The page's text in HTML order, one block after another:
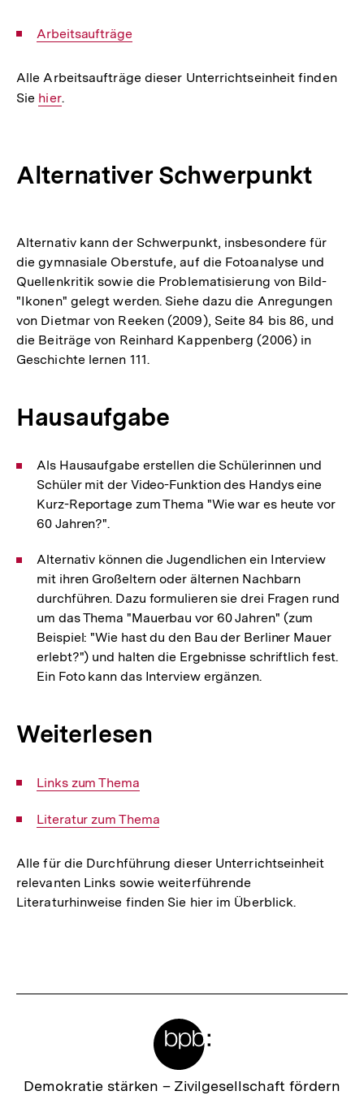
Interner
Arbeitsaufträge
Alle Arbeitsaufträge dieser Unterrichtseinheit finden
Sie Interner
hier.
Alternativer Schwerpunkt
Alternativ kann der Schwerpunkt, insbesondere für
die gymnasiale Oberstufe, auf die Fotoanalyse und
Quellenkritik sowie die Problematisierung von Bild-
"Ikonen" gelegt werden. Siehe dazu die Anregungen
von Dietmar von Reeken (2009), Seite 84 bis 86, und
die Beiträge von Reinhard Kappenberg (2006) in
Geschichte lernen 111.
Hausaufgabe
Als Hausaufgabe erstellen die Schülerinnen und
Schüler mit der Video-Funktion des Handys eine
Kurz-Reportage zum Thema "Wie war es heute vor
60 Jahren?".
Alternativ können die Jugendlichen ein Interview
mit ihren Großeltern oder älternen Nachbarn
durchführen. Dazu formulieren sie drei Fragen rund
um das Thema "Mauerbau vor 60 Jahren" (zum
Beispiel: "Wie hast du den Bau der Berliner Mauer
erlebt?") und halten die Ergebnisse schriftlich fest.
Ein Foto kann das Interview ergänzen.
Weiterlesen
Interner
Links zum Thema
Interner
Literatur zum Thema
Alle für die Durchführung dieser Unterrichtseinheit
relevanten Links sowie weiterführende
Literaturhinweise finden Sie hier im Überblick.
Zur
Demokratie stärken – Zivilgesellschaft fördern